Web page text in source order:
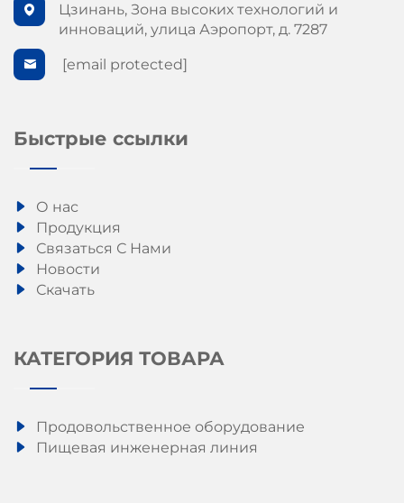
Цзинань, Зона высоких технологий и
инноваций, улица Аэропорт, д. 7287
[email protected]
Быстрые ссылки
О нас
Продукция
Связаться С Нами
Новости
Скачать
КАТЕГОРИЯ ТОВАРА
Продовольственное оборудование
Пищевая инженерная линия